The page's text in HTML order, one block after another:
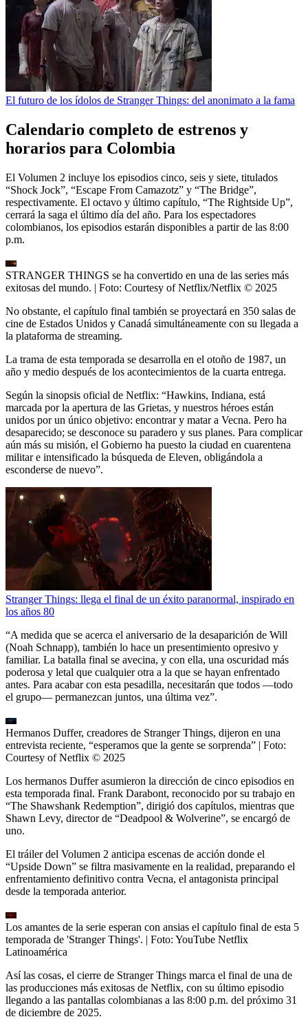
El futuro de los ídolos de Stranger Things: del anonimato a la fama
Calendario completo de estrenos y
horarios para Colombia
El Volumen 2 incluye los episodios cinco, seis y siete, titulados
“Shock Jock”, “Escape From Camazotz” y “The Bridge”,
respectivamente. El octavo y último capítulo, “The Rightside Up”,
cerrará la saga el último día del año. Para los espectadores
colombianos, los episodios estarán disponibles a partir de las 8:00
p.m.
STRANGER THINGS se ha convertido en una de las series más
exitosas del mundo. | Foto: Courtesy of Netflix/Netflix © 2025
No obstante, el capítulo final también se proyectará en 350 salas de
cine de Estados Unidos y Canadá simultáneamente con su llegada a
la plataforma de streaming.
La trama de esta temporada se desarrolla en el otoño de 1987, un
año y medio después de los acontecimientos de la cuarta entrega.
Según la sinopsis oficial de Netflix: “Hawkins, Indiana, está
marcada por la apertura de las Grietas, y nuestros héroes están
unidos por un único objetivo: encontrar y matar a Vecna. Pero ha
desaparecido; se desconoce su paradero y sus planes. Para complicar
aún más su misión, el Gobierno ha puesto la ciudad en cuarentena
militar e intensificado la búsqueda de Eleven, obligándola a
esconderse de nuevo”.
Stranger Things: llega el final de un éxito paranormal, inspirado en
los años 80
“A medida que se acerca el aniversario de la desaparición de Will
(Noah Schnapp), también lo hace un presentimiento opresivo y
familiar. La batalla final se avecina, y con ella, una oscuridad más
poderosa y letal que cualquier otra a la que se hayan enfrentado
antes. Para acabar con esta pesadilla, necesitarán que todos —todo
el grupo— permanezcan juntos, una última vez”.
Hermanos Duffer, creadores de Stranger Things, dijeron en una
entrevista reciente, “esperamos que la gente se sorprenda” | Foto:
Courtesy of Netflix © 2025
Los hermanos Duffer asumieron la dirección de cinco episodios en
esta temporada final. Frank Darabont, reconocido por su trabajo en
“The Shawshank Redemption”, dirigió dos capítulos, mientras que
Shawn Levy, director de “Deadpool & Wolverine”, se encargó de
uno.
El tráiler del Volumen 2 anticipa escenas de acción donde el
“Upside Down” se filtra masivamente en la realidad, preparando el
enfrentamiento definitivo contra Vecna, el antagonista principal
desde la temporada anterior.
Los amantes de la serie esperan con ansias el capítulo final de esta 5
temporada de 'Stranger Things'. | Foto: YouTube Netflix
Latinoamérica
Así las cosas, el cierre de Stranger Things marca el final de una de
las producciones más exitosas de Netflix, con su último episodio
llegando a las pantallas colombianas a las 8:00 p.m. del próximo 31
de diciembre de 2025.